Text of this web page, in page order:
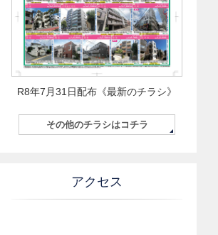
R8年7月31日配布《最新のチラシ》
その他のチラシはコチラ
アクセス